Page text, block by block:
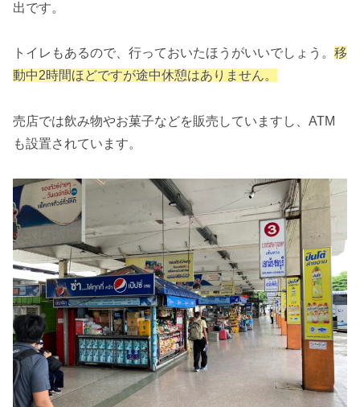
出です。
トイレもあるので、行っておいたほうがいいでしょう。 移
動中2時間ほどですが途中休憩はありません。
売店では飲み物やお菓子などを販売していますし、ATM
も設置されています。